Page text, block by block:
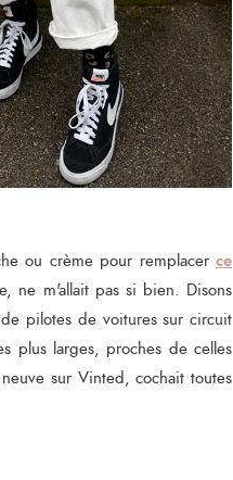
ou crème pour remplacer ce
ne m'allait pas si bien. Disons
pilotes de voitures sur circuit
plus larges, proches de celles
sur Vinted, cochait toutes